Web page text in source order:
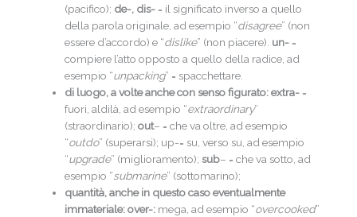
(pacifico); de-, dis- = il significato inverso a quello
della parola originale, ad esempio “disagree” (non
essere d’accordo) e “dislike” (non piacere). un- =
compiere l’atto opposto a quello della radice, ad
esempio “unpacking” = spacchettare.
di luogo, a volte anche con senso figurato: extra- =
fuori, aldilà, ad esempio “extraordinary”
(straordinario);out– = che va oltre, ad esempio
“outdo” (superarsi); up-= su, verso su, ad esempio
“upgrade” (miglioramento);sub– = che va sotto, ad
esempio “submarine” (sottomarino);
quantità, anche in questo caso eventualmente
immateriale: over-: mega, ad esempio “overcooked”